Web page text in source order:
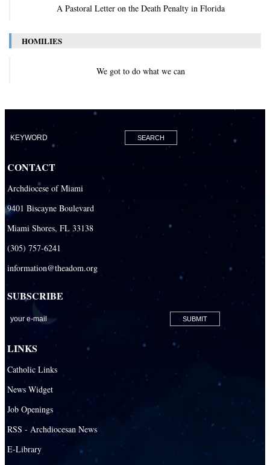
A Pastoral Letter on the Death Penalty in Florida
HOMILIES
We got to do what we can
CONTACT
Archdiocese of Miami
9401 Biscayne Boulevard
Miami Shores, FL 33138
(305) 757-6241
information@theadom.org
SUBSCRIBE
LINKS
Catholic Links
News Widget
Job Openings
RSS - Archdiocesan News
E-Library